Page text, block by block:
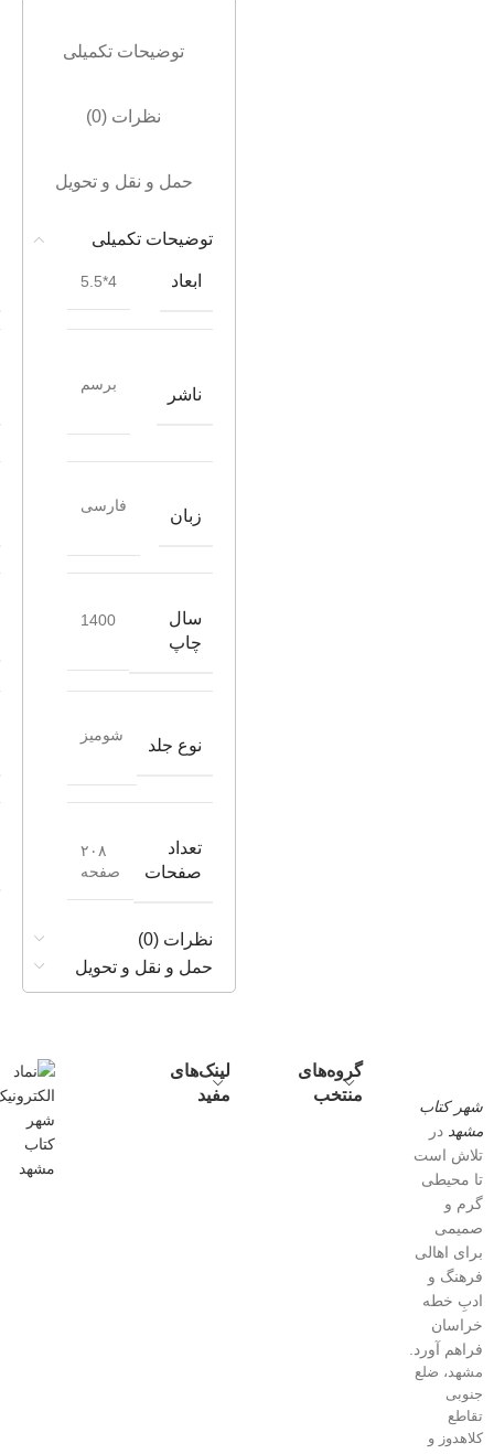
توضیحات تکمیلی
نظرات (0)
حمل و نقل و تحویل
توضیحات تکمیلی
ابعاد 4*5.5
ناشر
برسم
زبان
فارسی
سال
چاپ
1400
نوع جلد
شومیز
تعداد
صفحات
۲۰۸
صفحه
نظرات (0)
حمل و نقل و تحویل
شهر کتاب
مشهد در
تلاش است
تا محیطی
گرم و
صمیمی
برای اهالی
فرهنگ و
ادبِ خطه
خراسان
فراهم آورد.
مشهد، ضلع
جنوبی
تقاطع
کلاهدوز و
گروه‌های
منتخب
لینک‌های
مفید